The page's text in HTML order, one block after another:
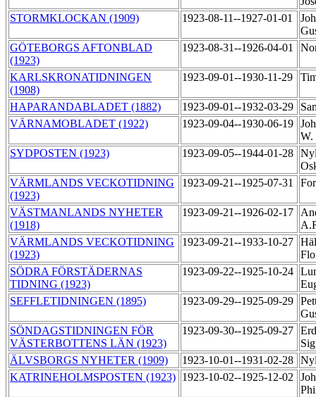
STORMKLOCKAN (1909)
1923-08-11--1927-01-01
GÖTEBORGS AFTONBLAD
(1923)
1923-08-31--1926-04-01
KARLSKRONATIDNINGEN
(1908)
1923-09-01--1930-11-29
HAPARANDABLADET (1882) 1923-09-01--1932-03-29
VÄRNAMOBLADET (1922)
1923-09-04--1930-06-19
W.
SYDPOSTEN (1923)
1923-09-05--1944-01-28
VÄRMLANDS VECKOTIDNING
(1923)
1923-09-21--1925-07-31
VÄSTMANLANDS NYHETER
(1918)
1923-09-21--1926-02-17
VÄRMLANDS VECKOTIDNING
(1923)
1923-09-21--1933-10-27
SÖDRA FÖRSTÄDERNAS
TIDNING (1923)
1923-09-22--1925-10-24
SEFFLETIDNINGEN (1895)
1923-09-29--1925-09-29
SÖNDAGSTIDNINGEN FÖR
VÄSTERBOTTENS LÄN (1923)
1923-09-30--1925-09-27
ÄLVSBORGS NYHETER (1909)
1923-10-01--1931-02-28
KATRINEHOLMSPOSTEN (1923) 1923-10-02--1925-12-02